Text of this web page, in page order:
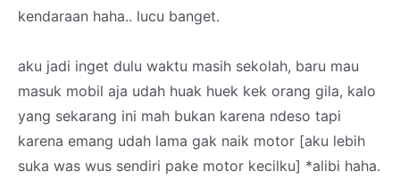
kendaraan haha.. lucu banget.
aku jadi inget dulu waktu masih sekolah, baru mau
masuk mobil aja udah huak huek kek orang gila, kalo
yang sekarang ini mah bukan karena ndeso tapi
karena emang udah lama gak naik motor [aku lebih
suka was wus sendiri pake motor kecilku] *alibi haha.